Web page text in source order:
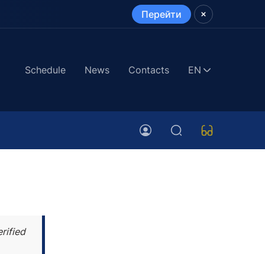
Перейти
Schedule News Contacts EN